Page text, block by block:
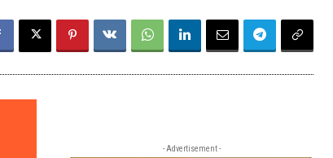
- Advertisement -